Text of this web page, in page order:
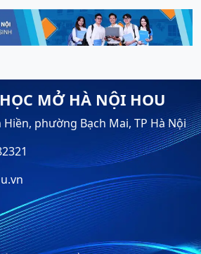
MỞ HÀ NỘI HOU
phường Bạch Mai, TP Hà Nội